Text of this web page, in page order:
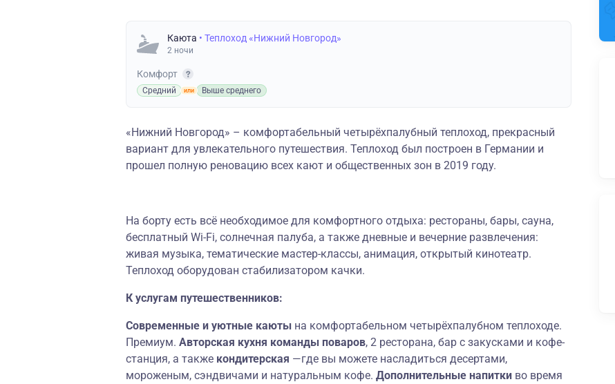
Каюта • Теплоход «Нижний Новгород»
2 ночи
Комфорт
Средний Выше среднего
«Нижний Новгород» – комфортабельный четырёхпалубный теплоход, прекрасный
вариант для увлекательного путешествия. Теплоход был построен в Германии и
прошел полную реновацию всех кают и общественных зон в 2019 году.
На борту есть всё необходимое для комфортного отдыха: рестораны, бары, сауна,
бесплатный Wi-Fi, солнечная палуба, а также дневные и вечерние развлечения:
живая музыка, тематические мастер-классы, анимация, открытый кинотеатр.
Теплоход оборудован стабилизатором качки.
К услугам путешественников:
Современные и уютные каюты на комфортабельном четырёхпалубном теплоходе.
Премиум. Авторская кухня команды поваров, 2 ресторана, бар с закусками и кофе-
станция, а также кондитерская —где вы можете насладиться десертами,
мороженым, сэндвичами и натуральным кофе. Дополнительные напитки во время